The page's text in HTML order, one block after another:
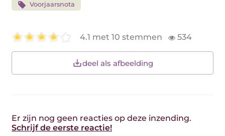
Voorjaarsnota
4.1 met 10 stemmen 534
deel als afbeelding
Er zijn nog geen reacties op deze inzending.
Schrijf de eerste reactie!